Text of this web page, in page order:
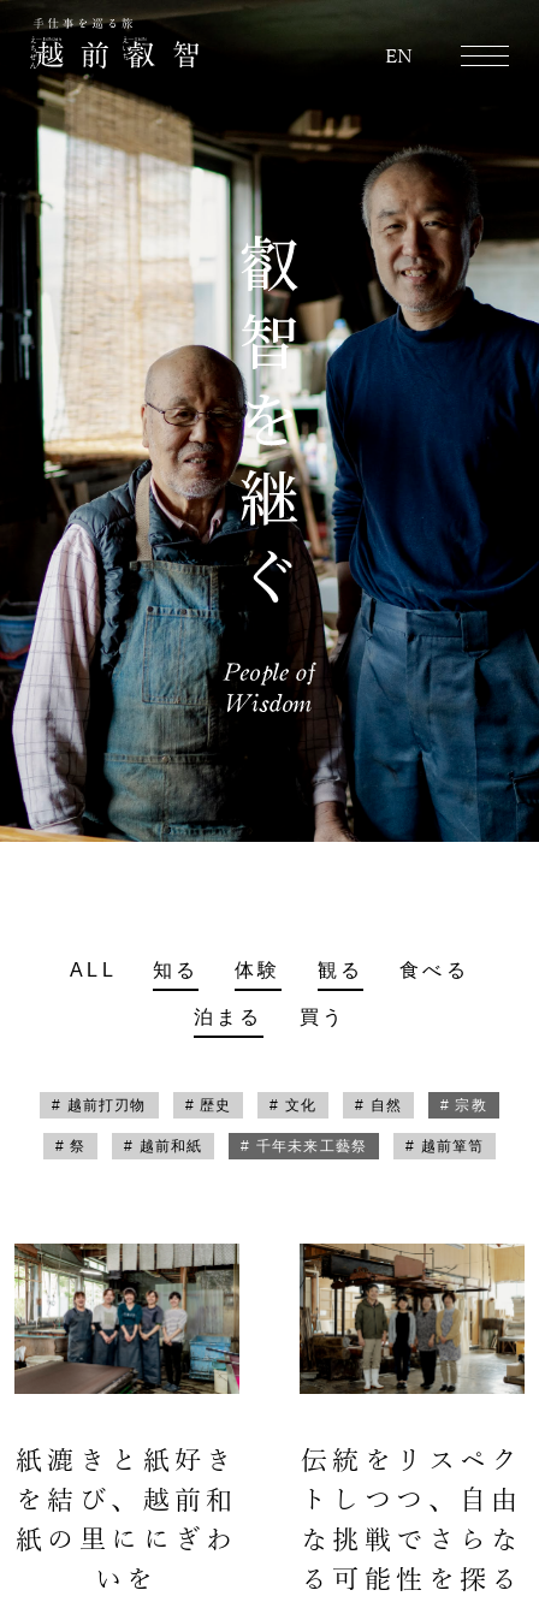
EN
ALL 知る 体験 観る 食べる
泊まる 買う
# 越前打刃物 # 歴史 # 文化 # 自然 # 宗教
# 祭 # 越前和紙 # 千年未来工藝祭 # 越前箪笥
紙漉きと紙好き
を結び、越前和
紙の里ににぎわ
いを
伝統をリスペク
トしつつ、自由
な挑戦でさらな
る可能性を探る